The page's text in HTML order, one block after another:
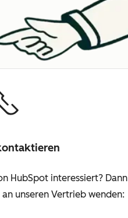
HubSpot interessiert? Dann
unseren Vertrieb wenden: